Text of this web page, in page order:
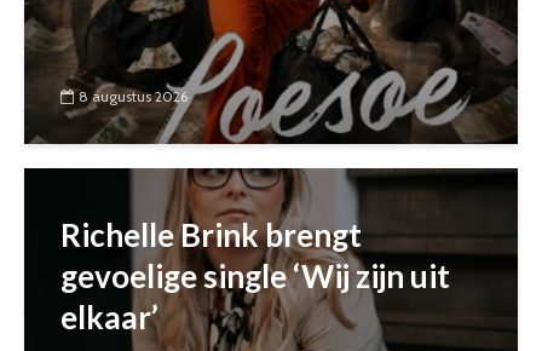
8 augustus 2026
Richelle Brink brengt
gevoelige single ‘Wij zijn uit
elkaar’